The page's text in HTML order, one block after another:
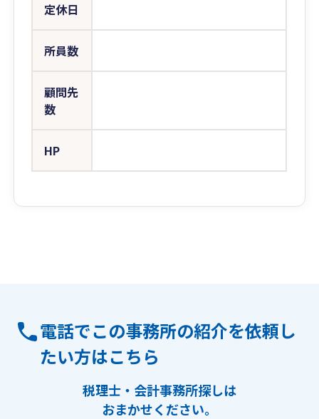
定休日
所員数
顧問先
数
HP
電話でこの事務所の紹介を依頼し
たい方はこちら
税理士・会計事務所探しは
おまかせください。